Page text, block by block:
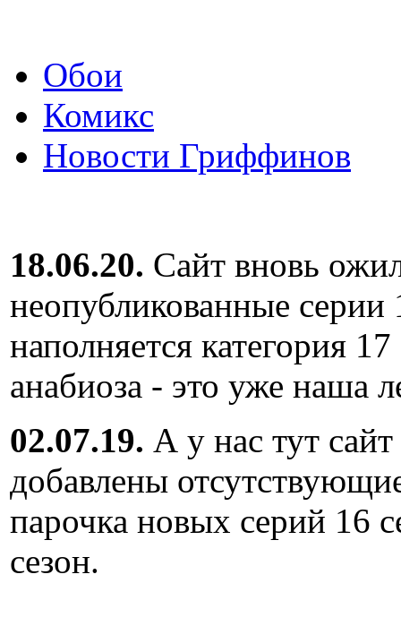
Обои
Комикс
Новости Гриффинов
18.06.20. Сайт вновь
неопубликованные серии
наполняется категория
анабиоза - это уже наша
02.07.19. А у нас тут
добавлены
парочка новых серий 16
сезон.